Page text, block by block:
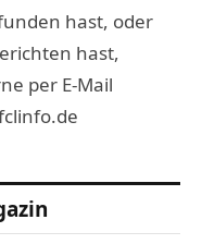
hast, oder
hast,
per E-Mail